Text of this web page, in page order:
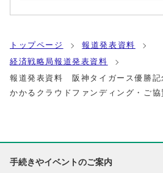
トップページ
報道発表資料
経済戦略局報道発表資料
報道発表資料 阪神タイガース優勝記
かかるクラウドファンディング・ご
手続きやイベントのご案内